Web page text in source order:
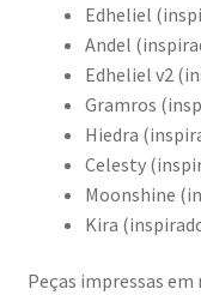
Edheliel
Andel
Edheliel v2
Gramros
Hiedra
Celesty
Moonshine
Kira
Peças impressas